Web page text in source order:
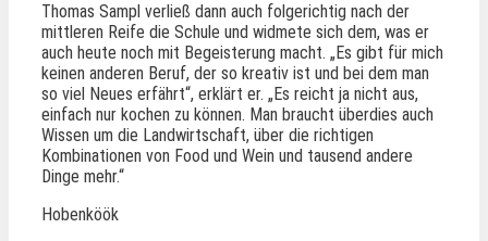
Thomas Sampl verließ dann auch folgerichtig nach der
mittleren Reife die Schule und widmete sich dem, was er
auch heute noch mit Begeisterung macht. „Es gibt für mich
keinen anderen Beruf, der so kreativ ist und bei dem man
so viel Neues erfährt“, erklärt er. „Es reicht ja nicht aus,
einfach nur kochen zu können. Man braucht überdies auch
Wissen um die Landwirtschaft, über die richtigen
Kombinationen von Food und Wein und tausend andere
Dinge mehr.“
Hobenköök